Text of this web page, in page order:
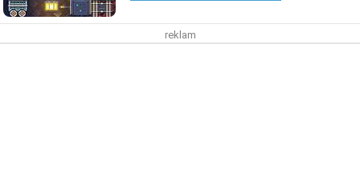
reklam